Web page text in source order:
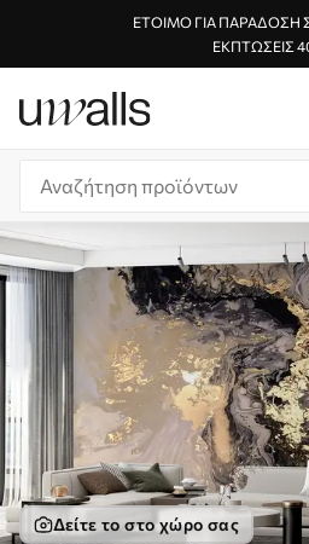
ΈΤΟΙΜΟ ΓΙΑ ΠΑΡΆΔΟΣΗ
ΕΚΠΤΏΣΕΙΣ
Δείτε το στο χώρο σας